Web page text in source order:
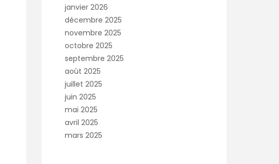
janvier 2026
décembre 2025
novembre 2025
octobre 2025
septembre 2025
août 2025
juillet 2025
juin 2025
mai 2025
avril 2025
mars 2025